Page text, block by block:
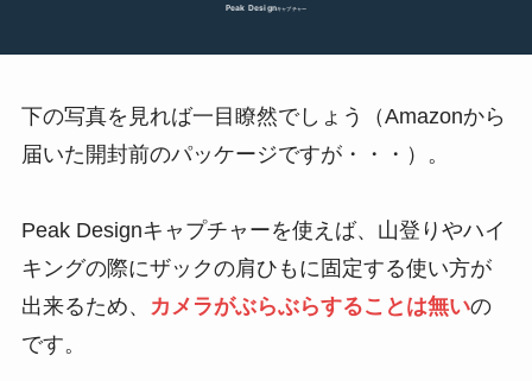
Peak Designキャプチャー
下の写真を見れば一目瞭然でしょう（Amazonから
届いた開封前のパッケージですが・・・）。
Peak Designキャプチャーを使えば、山登りやハイ
キングの際にザックの肩ひもに固定する使い方が
出来るため、
カメラがぶらぶらすることは無いの
です。